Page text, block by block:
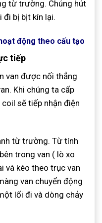
từ trường. Chúng hút
đi bị bịt kín lại.
động theo cấu tạo
tiếp
van được nối thẳng
Khi chúng ta cấp
sẽ tiếp nhận điện
từ trường. Từ tính
trong van ( lò xo
và kéo theo trục van
van chuyển động
lối đi và dòng chảy